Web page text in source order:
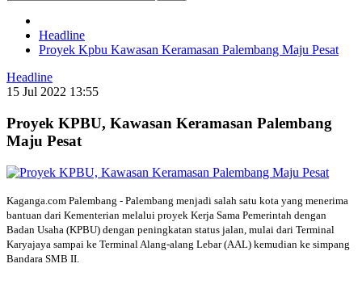
Headline
Proyek Kpbu Kawasan Keramasan Palembang Maju Pesat
Headline
15 Jul 2022 13:55
Proyek KPBU, Kawasan Keramasan Palembang
Maju Pesat
Kaganga.com Palembang - Palembang menjadi salah satu kota yang menerima
bantuan dari Kementerian melalui proyek Kerja Sama Pemerintah dengan
Badan Usaha (KPBU) dengan peningkatan status jalan, mulai dari Terminal
Karyajaya sampai ke Terminal Alang-alang Lebar (AAL) kemudian ke simpang
Bandara SMB II.